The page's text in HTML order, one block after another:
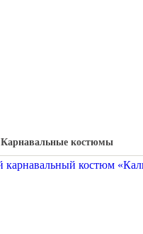
Карнавальные костюмы